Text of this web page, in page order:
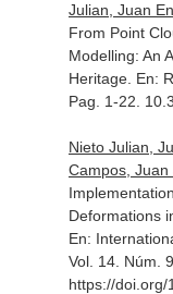
Julian, Juan
From Point
Modelling: An
Heritage. En:
Pag. 1-22.
Nieto Julian,
Campos, Juan
Deformations
En:
Vol. 14. Núm.
https://doi.org/